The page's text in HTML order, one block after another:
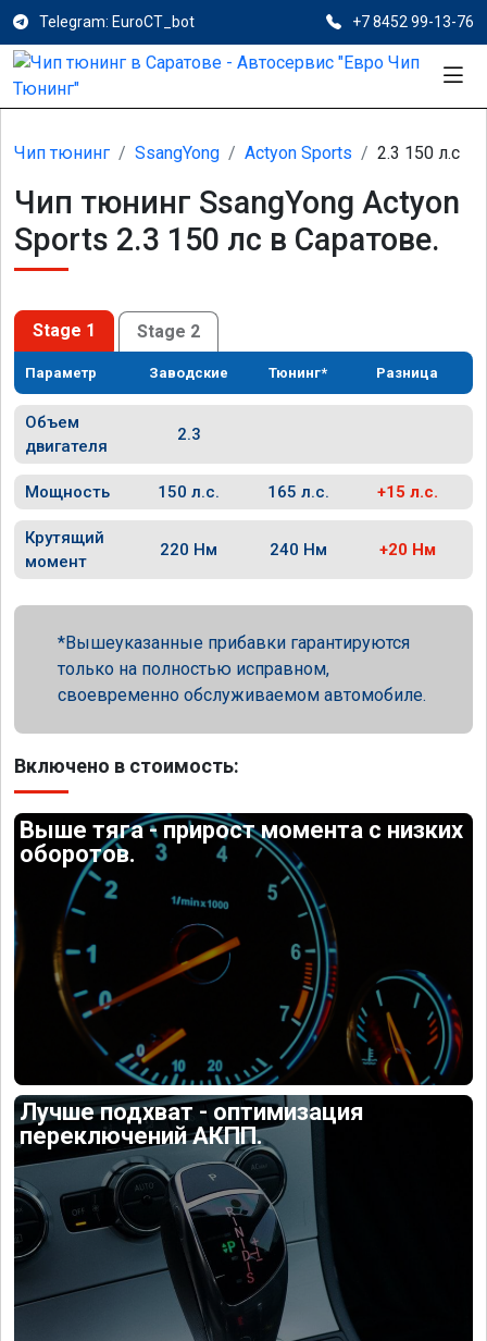
Telegram: EuroCT_bot +7 8452 99-13-76
Чип тюнинг SsangYong Actyon Sports 2.3 150 л.с
Чип тюнинг SsangYong Actyon
Sports 2.3 150 лс в Саратове.
Stage 1 Stage 2
Параметр Заводские Тюнинг* Разница
Объем
двигателя
2.3
Мощность 150 л.с. 165 л.с. +15 л.с.
Крутящий
момент
220 Нм 240 Нм +20 Нм
Вышеуказанные прибавки гарантируются
только на полностью исправном,
своевременно обслуживаемом автомобиле.
Включено в стоимость:
Выше тяга - прирост момента с низких
оборотов.
Лучше подхват - оптимизация
переключений АКПП.